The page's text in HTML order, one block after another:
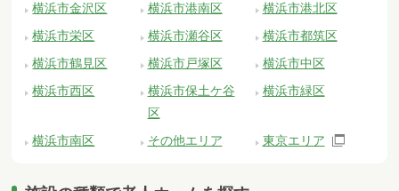
横浜市金沢区
横浜市港南区
横浜市港北区
横浜市栄区
横浜市瀬谷区
横浜市都筑区
横浜市鶴見区
横浜市戸塚区
横浜市中区
横浜市西区
横浜市保土ケ谷
区
横浜市緑区
横浜市南区 その他エリア 東京エリア